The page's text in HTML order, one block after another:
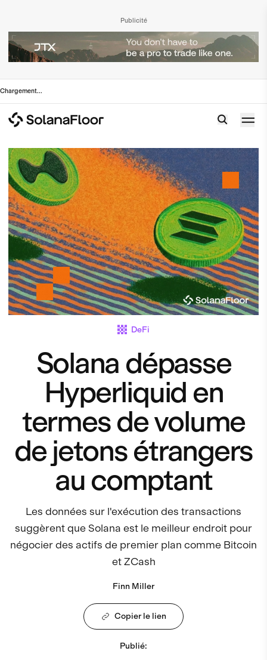
Publicité
Chargement...
DeFi
Solana dépasse
Hyperliquid en
termes de volume
de jetons étrangers
au comptant
Les données sur l'exécution des transactions
suggèrent que Solana est le meilleur endroit pour
négocier des actifs de premier plan comme Bitcoin
et ZCash
Finn Miller
Copier le lien
Publié: